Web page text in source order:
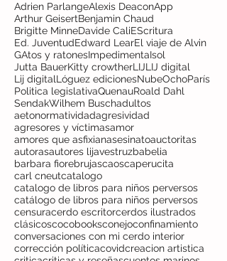
Adrien ParlangeAlexis DeaconApp
Arthur GeisertBenjamin Chaud
Brigitte MinneDavide CaliEScritura
Ed. JuventudEdward LearEl viaje de Alvin
GAtos y ratonesImpedimentaIsol
Jutta BauerKitty crowtherLIJLIJ digital
Lij digitalLóguez edicionesNubeOchoParís
Politica legislativaQuenauRoald Dahl
SendakWilhem Buschadultos
aetonormatividadagresividad
agresores y víctimasamor
amores que asfixianasesinatoauctoritas
autorasautores lijavestruzbabelia
barbara fiorebrujascaoscaperucita
carl cneutcatalogo
catalogo de libros para niños perversos
catálogo de libros para niños perversos
censuracerdo escritorcerdos ilustrados
clásicoscocobooksconejoconfinamiento
conversaciones con mi cerdo interior
corrección políticacovidcreacion artistica